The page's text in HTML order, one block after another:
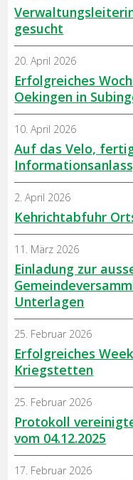
gesucht
Erfolgreiches
Oekingen in
20. April 2026
Auf das Velo,
10. April 2026
Kehrichtabfuhr
2. April 2026
Einladung zur
Unterlagen
11. März 2026
Erfolgreiches
Kriegstetten
25. Februar 2026
Protokoll
vom 04.12.2025
25. Februar 2026
17. Februar 2026